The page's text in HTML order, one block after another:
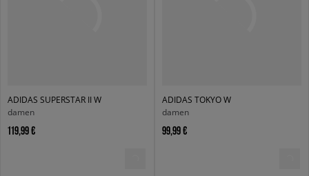
ADIDAS SUPERSTAR II W
damen
119,99 €
ADIDAS TOKYO W
damen
99,99 €